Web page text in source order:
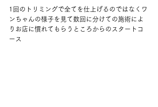
1回のトリミングで全てを仕上げるのではなくワ
ンちゃんの様子を見て数回に分けての施術によ
りお店に慣れてもらうところからのスタートコ
ース